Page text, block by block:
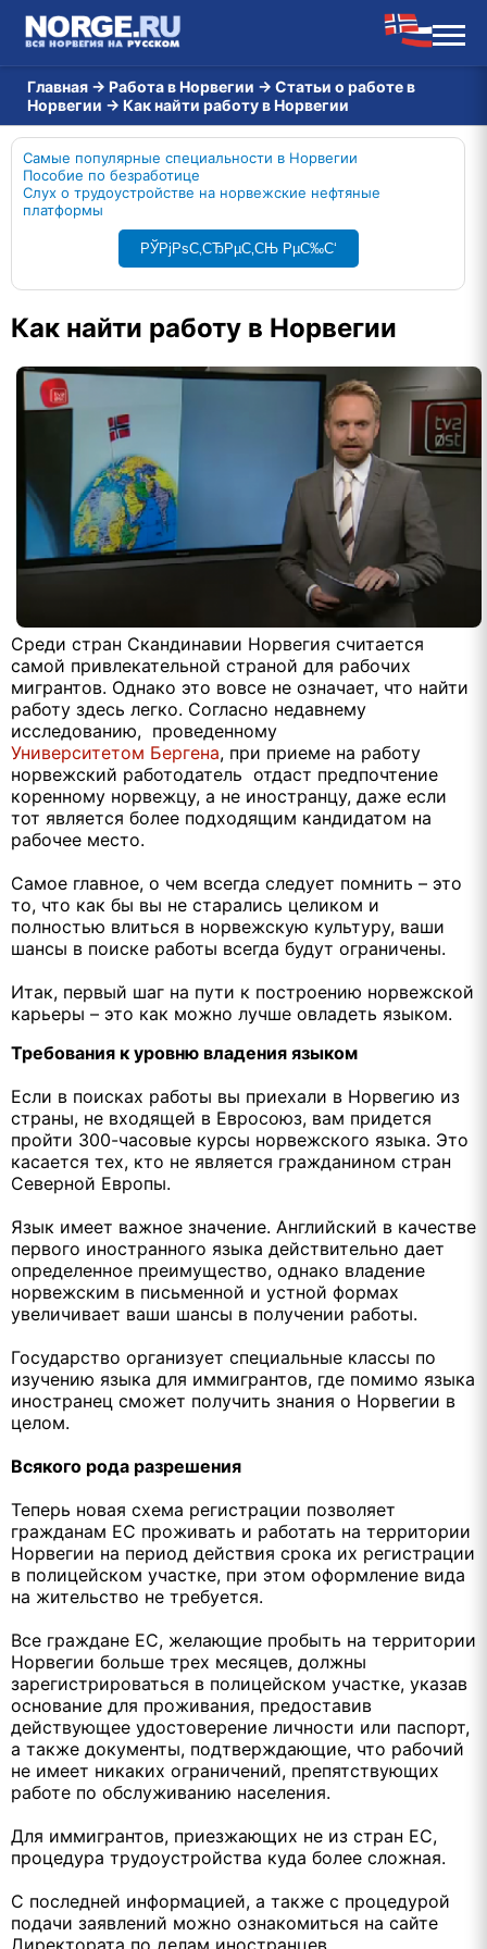
Главная → Работа в Норвегии → Статьи о работе в
Норвегии → Как найти работу в Норвегии
Самые популярные специальности в Норвегии
Пособие по безработице
Слух о трудоустройстве на норвежские нефтяные
платформы
РЎРјРѕС‚СЂРµС‚СЊ РµС‰С‘
Как найти работу в Норвегии
Среди стран Скандинавии Норвегия считается
самой привлекательной страной для рабочих
мигрантов. Однако это вовсе не означает, что найти
работу здесь легко. Согласно недавнему
исследованию, проведенному
Университетом Бергена, при приеме на работу
норвежский работодатель отдаст предпочтение
коренному норвежцу, а не иностранцу, даже если
тот является более подходящим кандидатом на
рабочее место.
Самое главное, о чем всегда следует помнить – это
то, что как бы вы не старались целиком и
полностью влиться в норвежскую культуру, ваши
шансы в поиске работы всегда будут ограничены.
Итак, первый шаг на пути к построению норвежской
карьеры – это как можно лучше овладеть языком.
Требования к уровню владения языком
Если в поисках работы вы приехали в Норвегию из
страны, не входящей в Евросоюз, вам придется
пройти 300-часовые курсы норвежского языка. Это
касается тех, кто не является гражданином стран
Северной Европы.
Язык имеет важное значение. Английский в качестве
первого иностранного языка действительно дает
определенное преимущество, однако владение
норвежским в письменной и устной формах
увеличивает ваши шансы в получении работы.
Государство организует специальные классы по
изучению языка для иммигрантов, где помимо языка
иностранец сможет получить знания о Норвегии в
целом.
Всякого рода разрешения
Теперь новая схема регистрации позволяет
гражданам ЕС проживать и работать на территории
Норвегии на период действия срока их регистрации
в полицейском участке, при этом оформление вида
на жительство не требуется.
Все граждане ЕС, желающие пробыть на территории
Норвегии больше трех месяцев, должны
зарегистрироваться в полицейском участке, указав
основание для проживания, предоставив
действующее удостоверение личности или паспорт,
а также документы, подтверждающие, что рабочий
не имеет никаких ограничений, препятствующих
работе по обслуживанию населения.
Для иммигрантов, приезжающих не из стран ЕС,
процедура трудоустройства куда более сложная.
С последней информацией, а также с процедурой
подачи заявлений можно ознакомиться на сайте
Директората по делам иностранцев